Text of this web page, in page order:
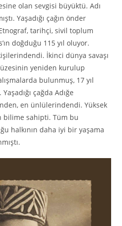
olan sevgisi büyüktü. Adı
Yaşadığı çağın önder
tarihçi, sivil toplum
doğduğu 115 yıl oluyor.
İkinci dünya savaşı
yeniden kurulup
bulunmuş, 17 yıl
çağda Adığe
en ünlülerindendi. Yüksek
bilime sahipti. Tüm bu
halkının daha iyi bir yaşama